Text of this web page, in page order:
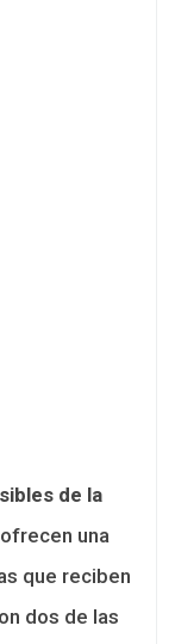
de la
una
que reciben
dos de las